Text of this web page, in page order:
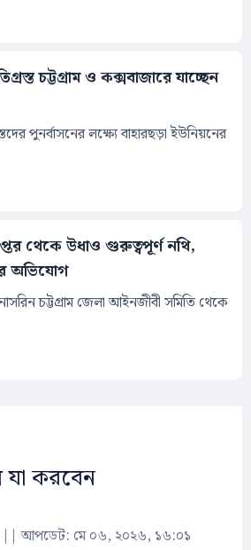
চট্টগ্রাম ও কক্সবাজারে যাচ্ছেন
পুনর্বাসনের লক্ষ্যে বাহারছড়া ইউনিয়নের
থেকে উধাও গুরুত্বপূর্ণ নথি,
অভিযোগ
চট্টগ্রাম জেলা আইনজীবী সমিতি থেকে
যা করবেন
||আপডেট: মে ০৬, ২০২৬, ১৬:০১